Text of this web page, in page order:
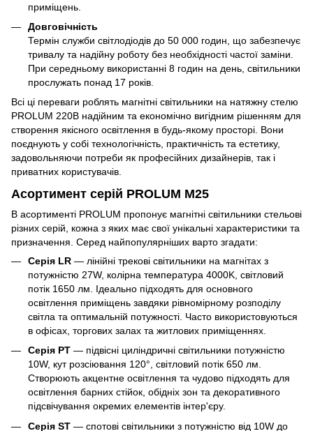
приміщень.
Довговічність
Термін служби світлодіодів до 50 000 годин, що забезпечує
тривалу та надійну роботу без необхідності частої заміни.
При середньому використанні 8 годин на день, світильники
прослужать понад 17 років.
Всі ці переваги роблять магнітні світильники на натяжну стелю
PROLUM 220В надійним та економічно вигідним рішенням для
створення якісного освітлення в будь-якому просторі. Вони
поєднують у собі технологічність, практичність та естетику,
задовольняючи потреби як професійних дизайнерів, так і
приватних користувачів.
Асортимент серій PROLUM M25
В асортименті PROLUM пропонує магнітні світильники стельові
різних серій, кожна з яких має свої унікальні характеристики та
призначення. Серед найпопулярніших варто згадати:
Серія LR — лінійні трекові світильники на магнітах з
потужністю 27W, колірна температура 4000K, світловий
потік 1650 лм. Ідеально підходять для основного
освітлення приміщень завдяки рівномірному розподілу
світла та оптимальній потужності. Часто використовуються
в офісах, торгових залах та житлових приміщеннях.
Серія PT — підвісні циліндричні світильники потужністю
10W, кут розсіювання 120°, світловий потік 650 лм.
Створюють акцентне освітлення та чудово підходять для
освітлення барних стійок, обідніх зон та декоративного
підсвічування окремих елементів інтер'єру.
Серія ST — спотові світильники з потужністю від 10W до